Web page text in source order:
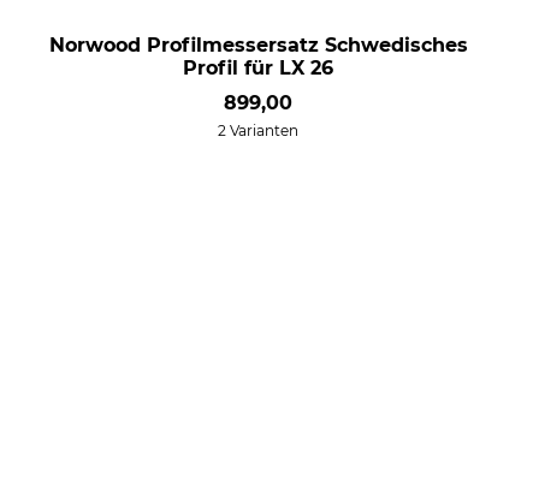
Norwood Profilmessersatz Schwedisches
Profil für LX 26
899,00
2 Varianten